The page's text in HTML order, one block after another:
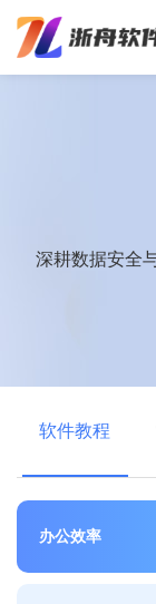
深耕数据安全
软件教程
办公效率